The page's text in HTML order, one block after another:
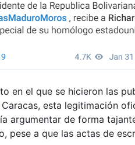
en el que se hicieron las
esta legitimación
argumentar de forma
pese a que las actas de